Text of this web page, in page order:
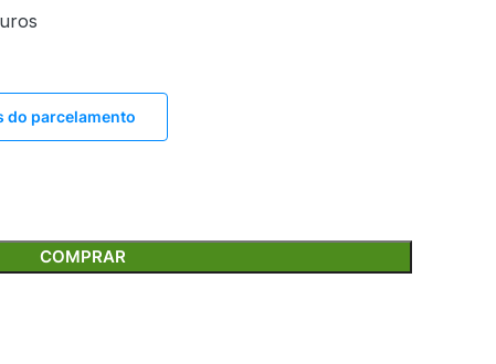
do parcelamento
COMPRAR